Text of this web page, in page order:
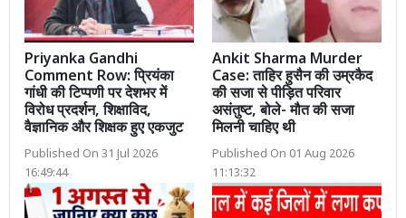
Priyanka Gandhi
Comment Row: प्रियंका
गांधी की टिप्पणी पर देशभर में
विरोध प्रदर्शन, शिक्षाविद,
वैज्ञानिक और शिक्षक हुए एकजुट
Published On 31 Jul 2026
16:49:44
Ankit Sharma Murder
Case: ताहिर हुसैन की उम्रकैद
की सजा से पीड़ित परिवार
असंतुष्ट, बोले- मौत की सजा
मिलनी चाहिए थी
Published On 01 Aug 2026
11:13:32